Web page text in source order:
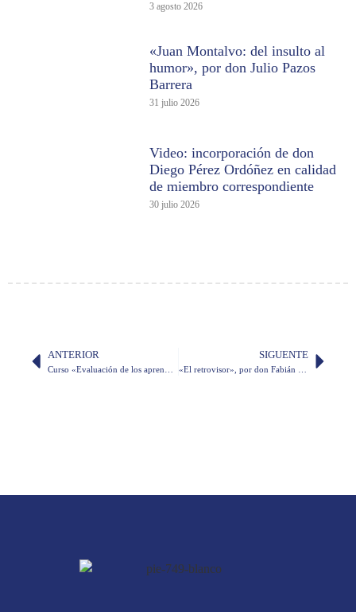
3 agosto 2026
«Juan Montalvo: del insulto al
humor», por don Julio Pazos
Barrera
31 julio 2026
Video: incorporación de don
Diego Pérez Ordóñez en calidad
de miembro correspondiente
30 julio 2026
ANTERIOR SIGUENTE